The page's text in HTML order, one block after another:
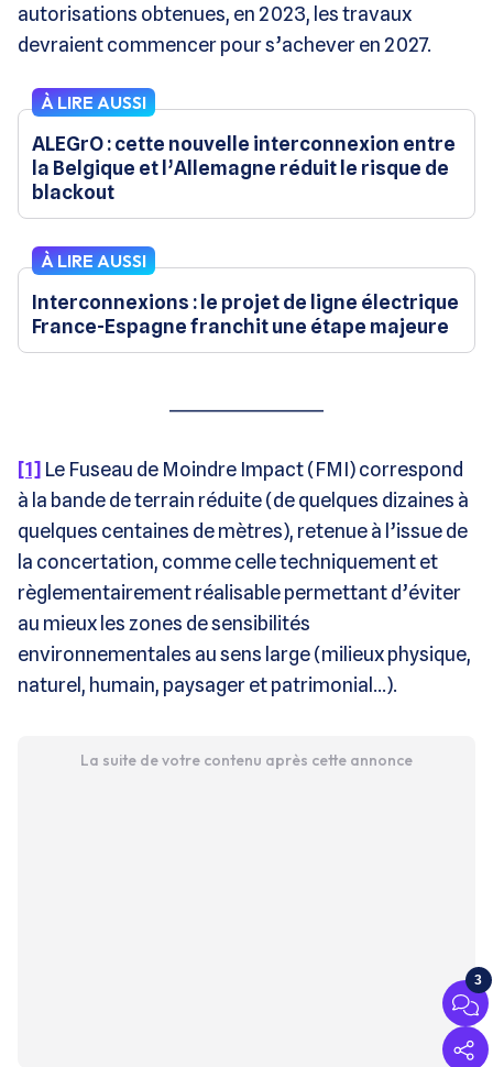
autorisations obtenues, en 2023, les travaux
devraient commencer pour s’achever en 2027.
À LIRE AUSSI
ALEGrO : cette nouvelle interconnexion entre
la Belgique et l’Allemagne réduit le risque de
blackout
À LIRE AUSSI
Interconnexions : le projet de ligne électrique
France-Espagne franchit une étape majeure
[1] Le Fuseau de Moindre Impact (FMI) correspond
à la bande de terrain réduite (de quelques dizaines à
quelques centaines de mètres), retenue à l’issue de
la concertation, comme celle techniquement et
règlementairement réalisable permettant d’éviter
au mieux les zones de sensibilités
environnementales au sens large (milieux physique,
naturel, humain, paysager et patrimonial…).
La suite de votre contenu après cette annonce
3